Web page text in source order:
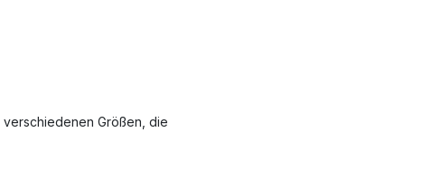
verschiedenen Größen, die